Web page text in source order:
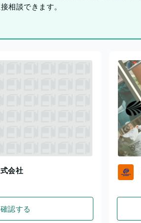
相談できます。
会社
認する